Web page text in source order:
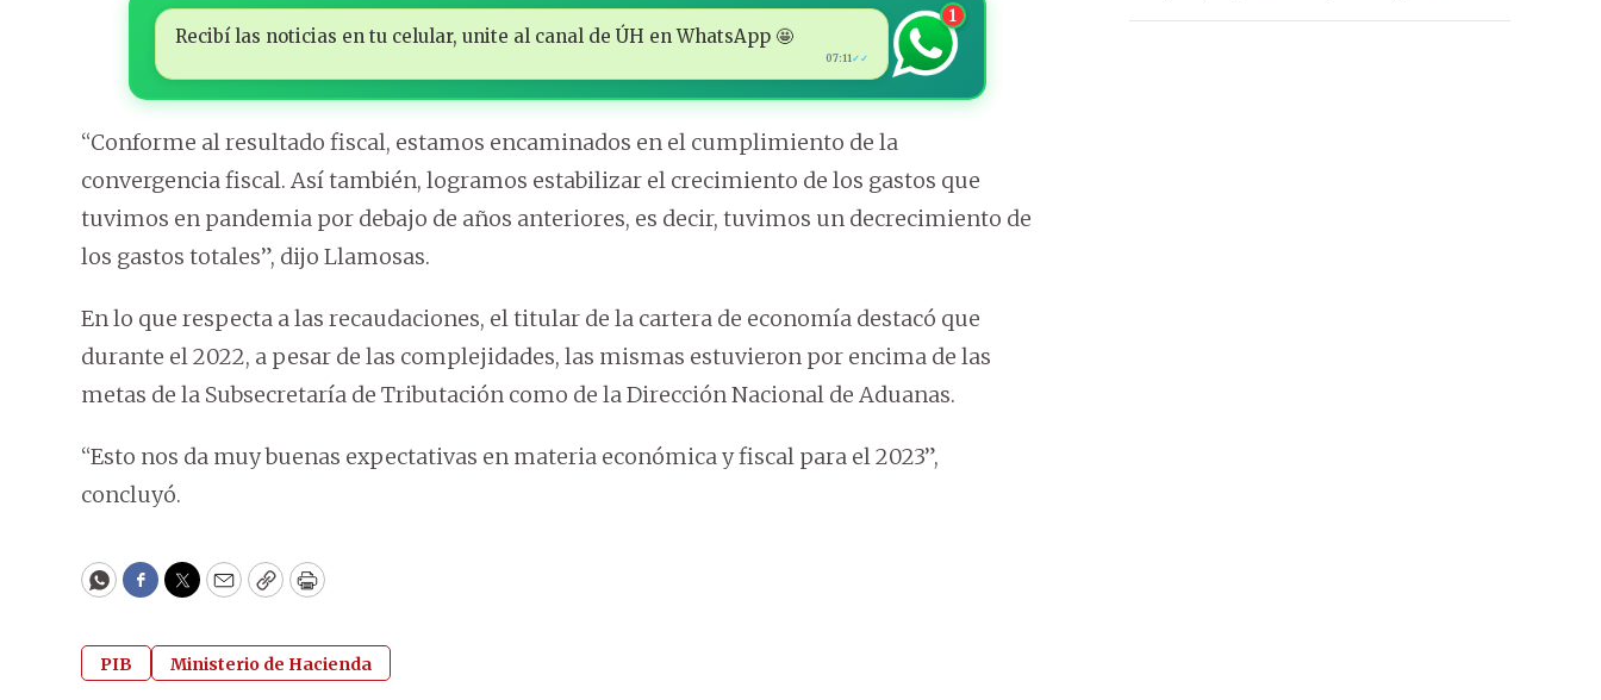
Recibí las noticias en tu celular, unite al canal de ÚH en WhatsApp 🤩
07:11✓✓
1
“Conforme al resultado fiscal, estamos encaminados en el cumplimiento de la
convergencia fiscal. Así también, logramos estabilizar el crecimiento de los gastos que
tuvimos en pandemia por debajo de años anteriores, es decir, tuvimos un decrecimiento de
los gastos totales”, dijo Llamosas.
En lo que respecta a las recaudaciones, el titular de la cartera de economía destacó que
durante el 2022, a pesar de las complejidades, las mismas estuvieron por encima de las
metas de la Subsecretaría de Tributación como de la Dirección Nacional de Aduanas.
“Esto nos da muy buenas expectativas en materia económica y fiscal para el 2023”,
concluyó.
WhatsApp
Facebook
Twitter
EmailCopyPrint
PIB Ministerio de Hacienda